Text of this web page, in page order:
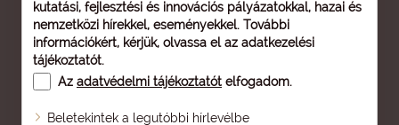
kutatási, fejlesztési és innovációs pályázatokkal, hazai és
nemzetközi hírekkel, eseményekkel. További
információkért, kérjük, olvassa el az adatkezelési
tájékoztatót.
Az adatvédelmi tájékoztatót elfogadom.
Beletekintek a legutóbbi hírlevélbe